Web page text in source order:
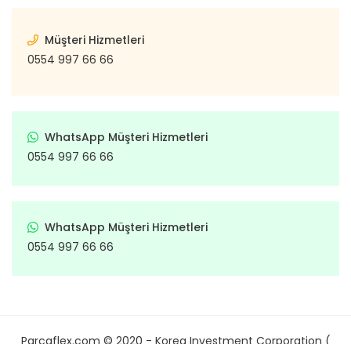
Müşteri Hizmetleri
0554 997 66 66
WhatsApp Müşteri Hizmetleri
0554 997 66 66
WhatsApp Müşteri Hizmetleri
0554 997 66 66
Parcaflex.com © 2020 - Korea Investment Corporation (